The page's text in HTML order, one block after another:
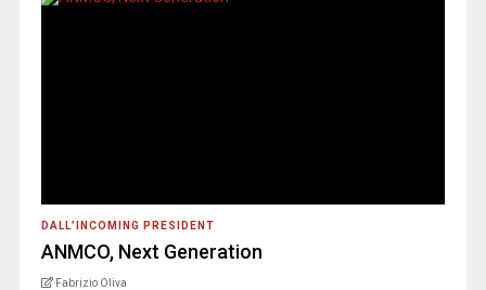
DALL’INCOMING PRESIDENT
ANMCO, Next Generation
Fabrizio Oliva